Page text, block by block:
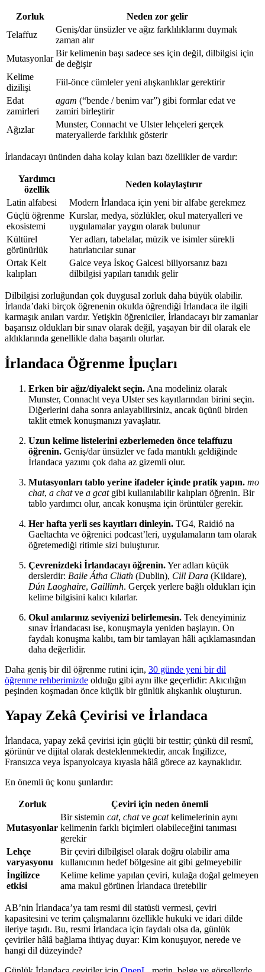
Zorluk
Neden zor gelir
Telaffuz
Geniş/dar ünsüzler ve ağız farklılıklarını duymak
zaman alır
Mutasyonlar
Bir kelimenin başı sadece ses için değil, dilbilgisi için
de değişir
Kelime
dizilişi
Fiil-önce cümleler yeni alışkanlıklar gerektirir
Edat
zamirleri
agam (“bende / benim var”) gibi formlar edat ve
zamiri birleştirir
Ağızlar
Munster, Connacht ve Ulster lehçeleri gerçek
materyallerde farklılık gösterir
İrlandacayı ününden daha kolay kılan bazı özellikler de vardır:
Yardımcı
özellik
Neden kolaylaştırır
Latin alfabesi
Modern İrlandaca için yeni bir alfabe gerekmez
Güçlü öğrenme
ekosistemi
Kurslar, medya, sözlükler, okul materyalleri ve
uygulamalar yaygın olarak bulunur
Kültürel
görünürlük
Yer adları, tabelalar, müzik ve isimler sürekli
hatırlatıcılar sunar
Ortak Kelt
kalıpları
Galce veya İskoç Galcesi biliyorsanız bazı
dilbilgisi yapıları tanıdık gelir
Dilbilgisi zorluğundan çok duygusal zorluk daha büyük olabilir.
İrlanda’daki birçok öğrenenin okulda öğrendiği İrlandaca ile ilgili
karmaşık anıları vardır. Yetişkin öğreniciler, İrlandacayı bir zamanlar
başarısız oldukları bir sınav olarak değil, yaşayan bir dil olarak ele
aldıklarında genellikle daha başarılı olurlar.
İrlandaca Öğrenme İpuçları
Erken bir ağız/diyalekt seçin. Ana modeliniz olarak
Munster, Connacht veya Ulster ses kayıtlarından birini seçin.
Diğerlerini daha sonra anlayabilirsiniz, ancak üçünü birden
taklit etmek konuşmanızı yavaşlatır.
Uzun kelime listelerini ezberlemeden önce telaffuzu
öğrenin. Geniş/dar ünsüzler ve fada mantıklı geldiğinde
İrlandaca yazımı çok daha az gizemli olur.
Mutasyonları tablo yerine ifadeler içinde pratik yapın. mo
chat, a chatve a gcatgibi kullanılabilir kalıpları öğrenin. Bir
tablo yardımcı olur, ancak konuşma için örüntüler gerekir.
Her hafta yerli ses kayıtları dinleyin. TG4, Raidió na
Gaeltachta ve öğrenici podcast’leri, uygulamaların tam olarak
öğretemediği ritimle sizi buluşturur.
Çevrenizdeki İrlandacayı öğrenin.Yer adları küçük
derslerdir: Baile Átha Cliath (Dublin), Cill Dara (Kildare),
Dún Laoghaire, Gaillimh. Gerçek yerlere bağlı oldukları için
kelime bilgisini kalıcı kılarlar.
Okul anılarınız seviyenizi belirlemesin. Tek deneyiminiz
sınav İrlandacası ise, konuşmayla yeniden başlayın. On
faydalı konuşma kalıbı, tam bir tamlayan hâli açıklamasından
daha değerlidir.
Daha geniş bir dil öğrenme rutini için, 30 günde yeni bir dil
öğrenme rehberimizde olduğu gibi aynı ilke geçerlidir: Akıcılığın
peşinden koşmadan önce küçük bir günlük alışkanlık oluşturun.
Yapay Zekâ Çevirisi ve İrlandaca
İrlandaca, yapay zekâ çevirisi için güçlü bir testtir; çünkü dil resmî,
görünür ve dijital olarak desteklenmektedir, ancak İngilizce,
Fransızca veya İspanyolcaya kıyasla hâlâ görece az kaynaklıdır.
En önemli üç konu şunlardır:
Zorluk Çeviri için neden önemli
Mutasyonlar
Bir sistemin cat, chatve gcatkelimelerinin aynı
kelimenin farklı biçimleri olabileceğini tanıması
gerekir
Lehçe
varyasyonu
Bir çeviri dilbilgisel olarak doğru olabilir ama
kullanıcının hedef bölgesine ait gibi gelmeyebilir
İngilizce
etkisi
Kelime kelime yapılan çeviri, kulağa doğal gelmeyen
ama makul görünen İrlandaca üretebilir
AB’nin İrlandaca’ya tam resmi dil statüsü vermesi, çeviri
kapasitesini ve terim çalışmalarını özellikle hukuki ve idari dilde
ileriye taşıdı. Bu, resmi İrlandaca için faydalı olsa da, günlük
çeviriler hâlâ bağlama ihtiyaç duyar: Kim konuşuyor, nerede ve
hangi dil düzeyinde?